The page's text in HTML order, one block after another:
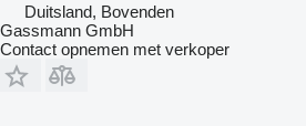
Duitsland, Bovenden
Gassmann GmbH
Contact opnemen met verkoper